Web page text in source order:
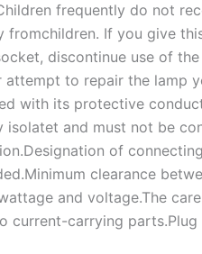
frequently do not
If you give
discontinue use of
to repair the lamp
with its protective
isolatet and must not be
of
clearance
and voltage.The
carrying